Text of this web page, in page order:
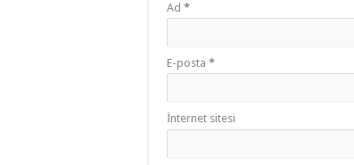
Ad *
E-posta *
İnternet sitesi